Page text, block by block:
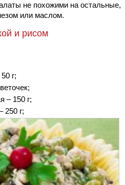
не похожими на остальные,
или маслом.
и рисом
г;
– 150 г;
250 г;